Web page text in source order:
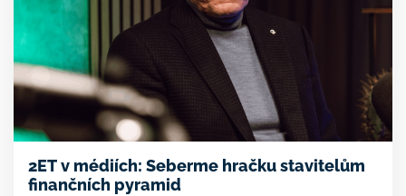
2ET v médiích: Seberme hračku stavitelům
finančních pyramid